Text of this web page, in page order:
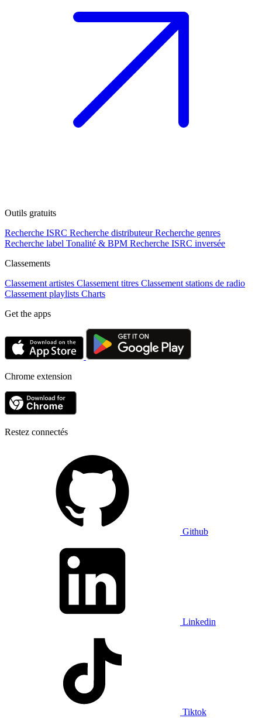
Outils gratuits
Recherche ISRC Recherche distributeur Recherche genres
Recherche label Tonalité & BPM Recherche ISRC inversée
Classements
Classement artistes Classement titres Classement stations de radio
Classement playlists Charts
Get the apps
Chrome extension
Restez connectés
Github
Linkedin
Tiktok